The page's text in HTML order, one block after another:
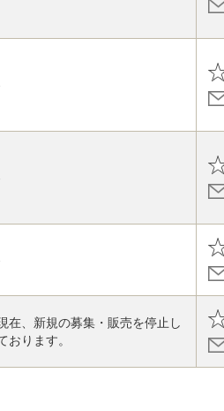
在、新規の募集・販売を停止し
おります。